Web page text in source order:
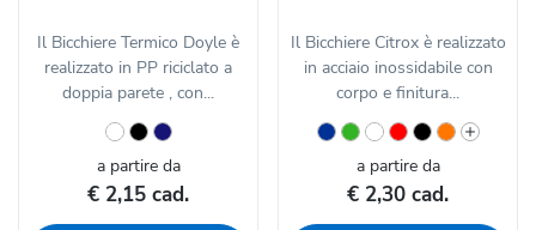
Il Bicchiere Termico Doyle è
realizzato in PP riciclato a
doppia parete , con...
a partire da
€ 2,15 cad.
Il Bicchiere Citrox è realizzato
in acciaio inossidabile con
corpo e finitura...
a partire da
€ 2,30 cad.